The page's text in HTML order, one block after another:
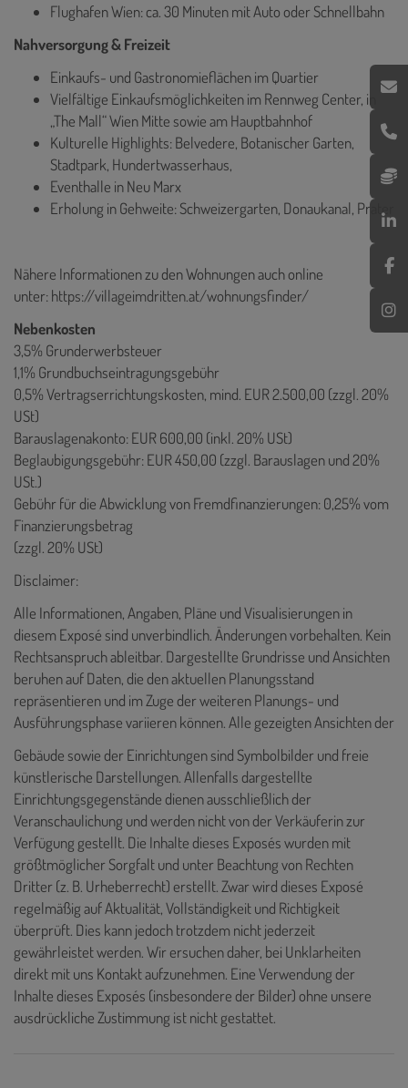
Flughafen Wien: ca. 30 Minuten mit Auto oder Schnellbahn
Nahversorgung & Freizeit
Einkaufs- und Gastronomieflächen im Quartier
Vielfältige Einkaufsmöglichkeiten im Rennweg Center, in
„The Mall“ Wien Mitte sowie am Hauptbahnhof
Kulturelle Highlights: Belvedere, Botanischer Garten,
Stadtpark, Hundertwasserhaus,
Eventhalle in Neu Marx
Erholung in Gehweite: Schweizergarten, Donaukanal, Prater
Nähere Informationen zu den Wohnungen auch online
unter:https://villageimdritten.at/wohnungsfinder/
Nebenkosten
3,5% Grunderwerbsteuer
1,1% Grundbuchseintragungsgebühr
0,5% Vertragserrichtungskosten, mind. EUR 2.500,00 (zzgl. 20%
USt)
Barauslagenakonto: EUR 600,00 (inkl. 20% USt)
Beglaubigungsgebühr: EUR 450,00 (zzgl. Barauslagen und 20%
USt.)
Gebühr für die Abwicklung von Fremdfinanzierungen: 0,25% vom
Finanzierungsbetrag
(zzgl. 20% USt)
Disclaimer:
Alle Informationen, Angaben, Pläne und Visualisierungen in
diesem Exposé sind unverbindlich. Änderungen vorbehalten. Kein
Rechtsanspruch ableitbar. Dargestellte Grundrisse und Ansichten
beruhen auf Daten, die den aktuellen Planungsstand
repräsentieren und im Zuge der weiteren Planungs- und
Ausführungsphase variieren können. Alle gezeigten Ansichten der
Gebäude sowie der Einrichtungen sind Symbolbilder und freie
künstlerische Darstellungen. Allenfalls dargestellte
Einrichtungsgegenstände dienen ausschließlich der
Veranschaulichung und werden nicht von der Verkäuferin zur
Verfügung gestellt. Die Inhalte dieses Exposés wurden mit
größtmöglicher Sorgfalt und unter Beachtung von Rechten
Dritter (z. B. Urheberrecht) erstellt. Zwar wird dieses Exposé
regelmäßig auf Aktualität, Vollständigkeit und Richtigkeit
überprüft. Dies kann jedoch trotzdem nicht jederzeit
gewährleistet werden. Wir ersuchen daher, bei Unklarheiten
direkt mit uns Kontakt aufzunehmen. Eine Verwendung der
Inhalte dieses Exposés (insbesondere der Bilder) ohne unsere
ausdrückliche Zustimmung ist nicht gestattet.